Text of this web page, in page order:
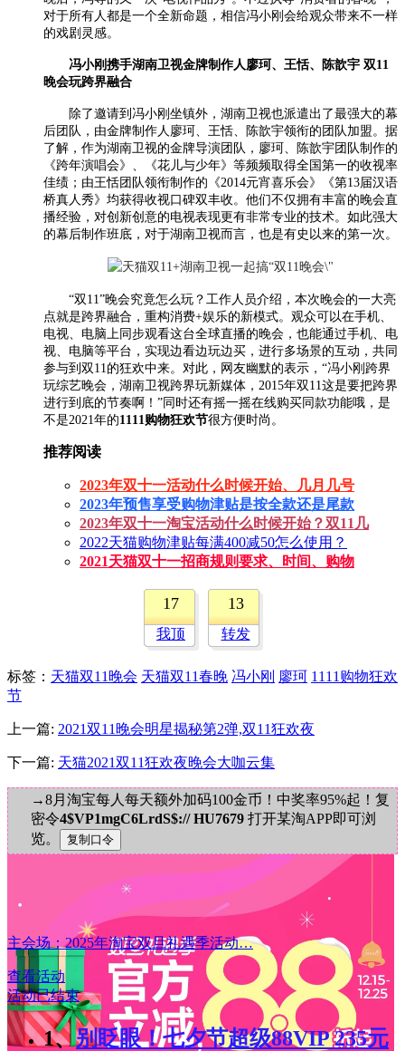
对于所有人都是一个全新命题，相信冯小刚会给观众带来不一样
的戏剧灵感。
冯小刚携手湖南卫视金牌制作人廖珂、王恬、陈歆宇 双11
晚会玩跨界融合
除了邀请到冯小刚坐镇外，湖南卫视也派遣出了最强大的幕
后团队，由金牌制作人廖珂、王恬、陈歆宇领衔的团队加盟。据
了解，作为湖南卫视的金牌导演团队，廖珂、陈歆宇团队制作的
《跨年演唱会》、《花儿与少年》等频频取得全国第一的收视率
佳绩；由王恬团队领衔制作的《2014元宵喜乐会》《第13届汉语
桥真人秀》均获得收视口碑双丰收。他们不仅拥有丰富的晚会直
播经验，对创新创意的电视表现更有非常专业的技术。如此强大
的幕后制作班底，对于湖南卫视而言，也是有史以来的第一次。
“双11”晚会究竟怎么玩？工作人员介绍，本次晚会的一大亮
点就是跨界融合，重构消费+娱乐的新模式。观众可以在手机、
电视、电脑上同步观看这台全球直播的晚会，也能通过手机、电
视、电脑等平台，实现边看边玩边买，进行多场景的互动，共同
参与到双11的狂欢中来。对此，网友幽默的表示，“冯小刚跨界
玩综艺晚会，湖南卫视跨界玩新媒体，2015年双11这是要把跨界
进行到底的节奏啊！”同时还有摇一摇在线购买同款功能哦，是
不是2021年的1111购物狂欢节很方便时尚。
推荐阅读
2023年双十一活动什么时候开始、几月几号
2023年预售享受购物津贴是按全款还是尾款
2023年双十一淘宝活动什么时候开始？双11几
2022天猫购物津贴每满400减50怎么使用？
2021天猫双十一招商规则要求、时间、购物
17
我顶
13
转发
标签 ： 天猫双11晚会 天猫双11春晚 冯小刚 廖珂 1111购物狂欢
节
上一篇: 2021双11晚会明星揭秘第2弹,双11狂欢夜
下一篇: 天猫2021双11狂欢夜晚会大咖云集
→8月淘宝每人每天额外加码100金币！中奖率95%起！复
密令4$VP1mgC6LrdS$:// HU7679 打开某淘APP即可浏
览。
主会场：2025年淘宝双旦礼遇季活动…
查看活动
活动已结束
1、 别眨眼！七夕节超级88VIP 235元